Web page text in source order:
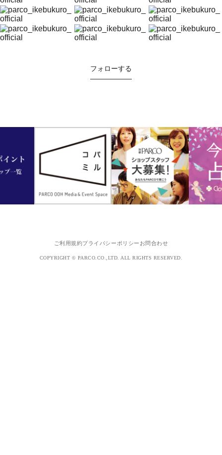
フォローする
ご利用規約プライバシーポリシー お問合わせ
COPYRIGHT © PARCO.CO.,LTD. ALL RIGHTS RESERVED.